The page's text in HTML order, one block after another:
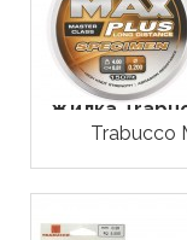
Жилка
Trabucco